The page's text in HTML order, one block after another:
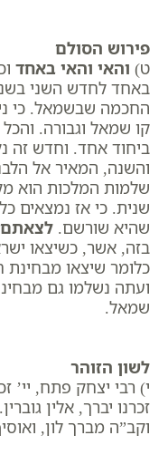
פירוש הסולם
ט) והאי והאי באחד
באחד לחדש השני
החכמה שבשמאל. כי
קו שמאל וגבורה.
ביחוד אחד. וחדש זה
והשנה, המאיר אל
שלמות המלכות הוא
שנית. כי אז נמצאים
שהיא שורשם.
בזה, אשר, כשיצאו
כלומר שיצאו מבחינת
ועתה נשלמו גם
שמאל.
לשון הזוהר
י) רבי יצחק פתח, יי’
זכרנו יברך, אלין
וקב”ה מברך לון,